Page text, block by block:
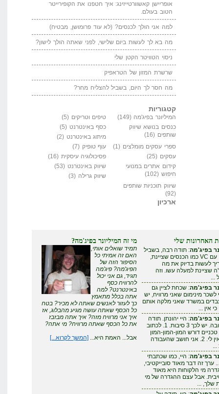
אופריישן קאשוורטייזינג: איך חטפנו את הקופירייטר
הטוב בעולם.
למה אני הולך לכנסים? (לא עוד פרומושן, מבטיח)
מה בא לך לעשות ביום שלישי, לפני שאתה הולך לישון?
ניסוי הטוויטר הקטן שלי
שרשרת המזון של הטראפיק
מה חסר לך היום, בשביל להצליח מחר?
קטגוריות
המיליונר בפיג'מה (149) טיפים וטריקים (5)
כנסים בנושא שיווק
שותפים (16)
כסף באינטרנט (5)
מיתוג באינטרנט (2)
ספרי עסקים מומלצים (1) עוף טופיק (7)
עסקים (25) פסיכולוגיה עיסקית (16)
קידום אתרים במנועי
חיפוש (102)
שיווק באינטרנט (53)
שיווק גרילה (3)
שיווק תוכניות שותפים
(92)
ארכיון
האחרונות שלי
בפיג'מה: תודה רבה, בשביל
להצליח עם VC כמו הכנסים שציינת,
לעשות בדיוק את מה
שציינת למעלה עשו. וזה
...
בפיג'מה: שכחת לציין גם
מינימום שאני מרוויח, יש
במשרד שאני מלקה אותם
אין ...
בפיג'מה: היי יהונתן. תודה
על התגובה. יש לכך 3 סיבות. 1. לכתוב
דורש המון-המון-המון
זמן - שאין לי. 2. אני חושב שהעבודה
...
בפיג'מה: היי, כמו שכתבתי
ערך זה דבר מאוד סובייקטיבי,
מי הלקוחות היא מאוד
אבל עצם ההגדרה של מי
שלך, ...
מי זה המיליונר בפיג'מה?
תמיד שואלים אותי,
האם זה אמיתי כל
הסיפור הזה של
הפיג'מה? פיג'מה
תגיד, גם אני יכול
להרוויח כסף
באינטרנט? למה
אתה בכלל מתאמץ
כך לעזור לאנשים שאתה לא מכיר? בטח
כל הכסף שאתה עושה מגיע מהבלוג, אז
איך אני מרוויח מזה? איך אתה מבזבז
את כל הכסף שאתה מרוויח? מי אתה?
אבל... האמת היא... [המשך לקרוא...]